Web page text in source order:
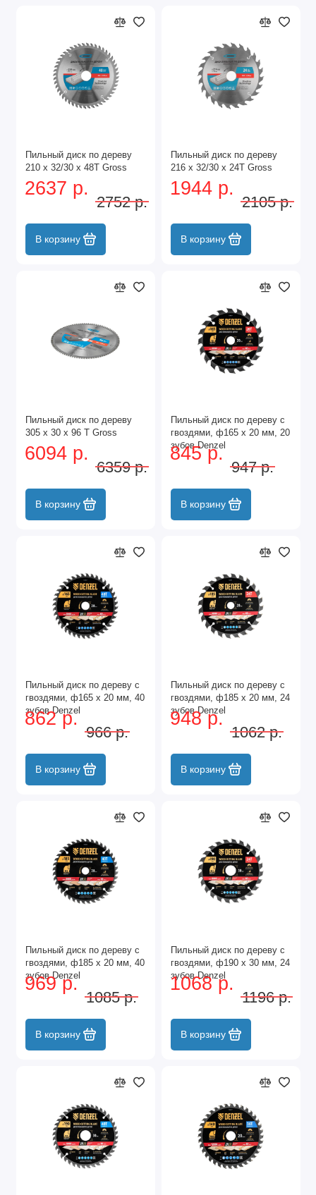
Пильный диск по дереву
210 x 32/30 x 48Т Gross
2637 р.
2752 р.
В корзину
Пильный диск по дереву
216 x 32/30 x 24Т Gross
1944 р.
2105 р.
В корзину
Пильный диск по дереву
305 x 30 x 96 Т Gross
6094 р.
6359 р.
В корзину
Пильный диск по дереву с
гвоздями, ф165 х 20 мм, 20
зубов Denzel
845 р.
947 р.
В корзину
Пильный диск по дереву с
гвоздями, ф165 х 20 мм, 40
зубов Denzel
862 р.
966 р.
В корзину
Пильный диск по дереву с
гвоздями, ф185 х 20 мм, 24
зубов Denzel
948 р.
1062 р.
В корзину
Пильный диск по дереву с
гвоздями, ф185 х 20 мм, 40
зубов Denzel
969 р.
1085 р.
В корзину
Пильный диск по дереву с
гвоздями, ф190 х 30 мм, 24
зубов Denzel
1068 р.
1196 р.
В корзину